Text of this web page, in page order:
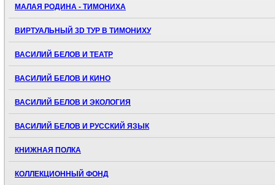
МАЛАЯ РОДИНА - ТИМОНИХА
ВИРТУАЛЬНЫЙ 3D ТУР В ТИМОНИХУ
ВАСИЛИЙ БЕЛОВ И ТЕАТР
ВАСИЛИЙ БЕЛОВ И КИНО
ВАСИЛИЙ БЕЛОВ И ЭКОЛОГИЯ
ВАСИЛИЙ БЕЛОВ И РУССКИЙ ЯЗЫК
КНИЖНАЯ ПОЛКА
КОЛЛЕКЦИОННЫЙ ФОНД